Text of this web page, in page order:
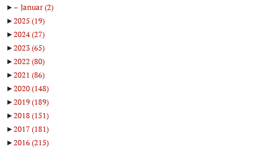
►
Januar(2)
►2025 (19)
►2024(27)
►2023(65)
►2022 (80)
►2021 (86)
►2020(148)
►2019(189)
►2018(151)
►2017(181)
►2016(215)